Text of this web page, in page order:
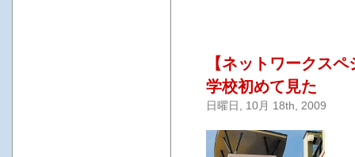
【ネットワークス
学校初めて見た
日曜日, 10月 18th, 2009